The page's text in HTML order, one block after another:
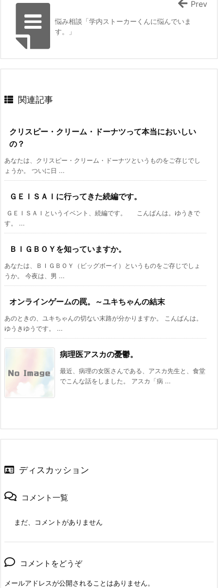
悩み相談「学内ストーカーくんに悩んでいま
す。」
Prev
関連記事
クリスピー・クリーム・ドーナツって本当においしい
の？
あなたは、クリスピー・クリーム・ドーナツというものをご存じでし
ょうか。 ついに日 ...
ＧＥＩＳＡＩに行ってきた続編です。
ＧＥＩＳＡＩというイベント、続編です。 こんばんは。ゆうきで
す。 ...
ＢＩＧＢＯＹを知っていますか。
あなたは、ＢＩＧＢＯＹ（ビッグボーイ）というものをご存じでしょ
うか。 今夜は、男 ...
オンラインゲームの罠。～ユキちゃんの結末
あのときの、ユキちゃんの切ない末路が分かりますか。 こんばんは。
ゆうきゆうです。 ...
病理医アスカの憂鬱。
最近、病理の女医さんである、アスカ先生と、食堂
でこんな話をしました。 アスカ「病 ...
ディスカッション
コメント一覧
まだ、コメントがありません
コメントをどうぞ
メールアドレスが公開されることはありません。